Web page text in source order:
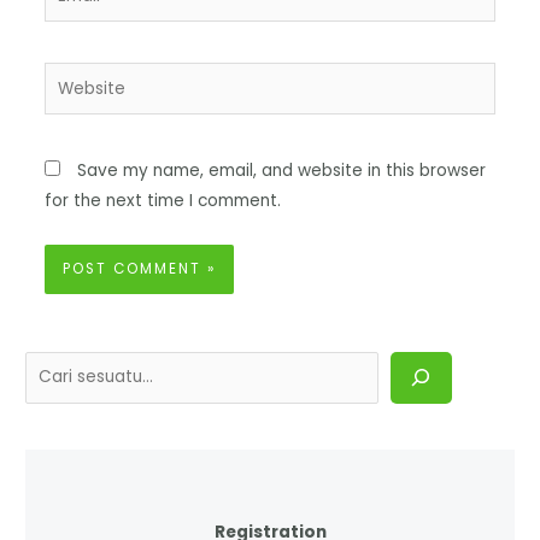
Save my name, email, and website in this browser
for the next time I comment.
Registration